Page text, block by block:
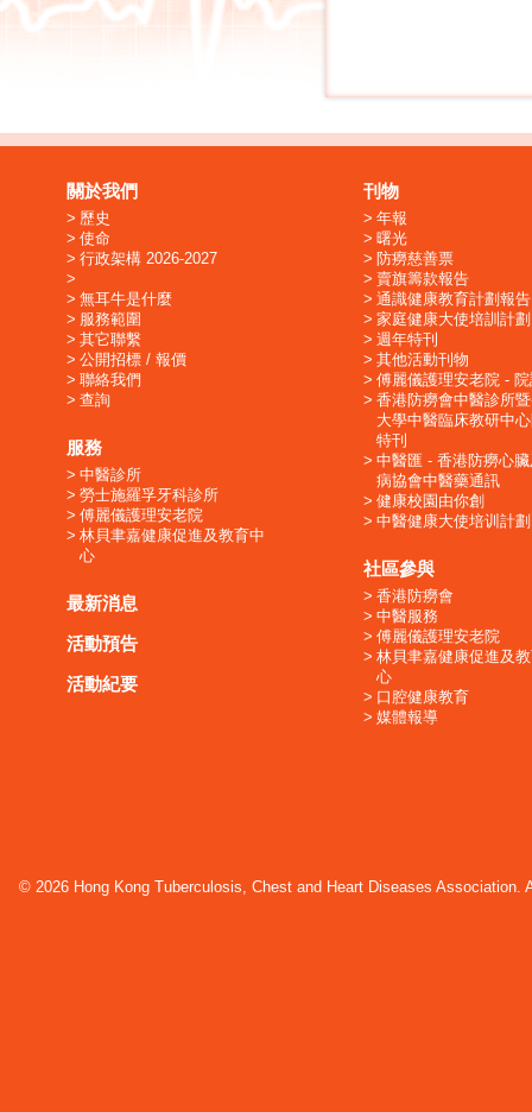
關於我們
歷史
使命
行政架構 2026-2027
無耳牛是什麼
服務範圍
其它聯繫
公開招標 / 報價
聯絡我們
查詢
服務
中醫診所
勞士施羅孚牙科診所
傅麗儀護理安老院
林貝聿嘉健康促進及教育中
心
最新消息
活動預告
活動紀要
刊物
年報
曙光
防癆慈善票
賣旗籌款報告
通識健康教育計劃報告
家庭健康大使培訓計劃
週年特刊
其他活動刊物
傅麗儀護理安老院 -
香港防癆會中醫診所
大學中醫臨床教研中
特刊
中醫匯 - 香港防癆心
病協會中醫藥通訊
健康校園由你創
中醫健康大使培训計劃
社區參與
香港防癆會
中醫服務
傅麗儀護理安老院
林貝聿嘉健康促進及
心
口腔健康教育
媒體報導
© 2026 Hong Kong Tuberculosis, Chest and Heart Diseases Association.